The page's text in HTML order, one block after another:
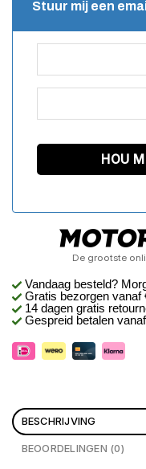
Stuur mij een
De grootste
Vandaag besteld?
Gratis bezorgen vanaf
14 dagen gratis
Gespreid betalen
BESCHRIJVING
BEOORDELINGEN (0)